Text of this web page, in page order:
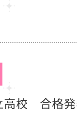
高校 合格